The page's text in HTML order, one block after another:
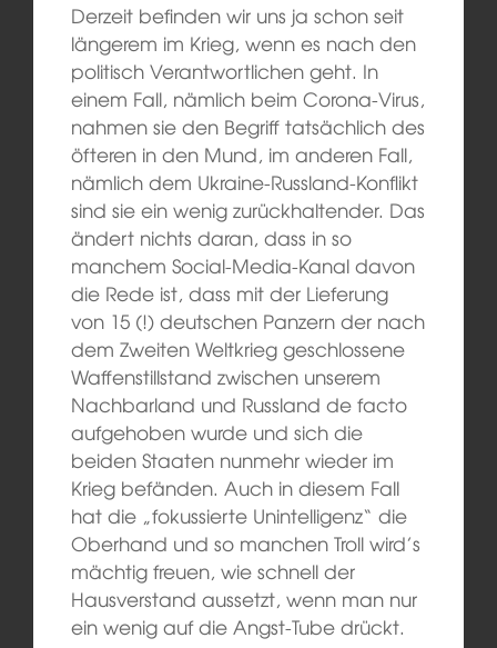
Derzeit befinden wir uns ja schon seit
längerem im Krieg, wenn es nach den
politisch Verantwortlichen geht. In
einem Fall, nämlich beim Corona-Virus,
nahmen sie den Begriff tatsächlich des
öfteren in den Mund, im anderen Fall,
nämlich dem Ukraine-Russland-Konflikt
sind sie ein wenig zurückhaltender. Das
ändert nichts daran, dass in so
manchem Social-Media-Kanal davon
die Rede ist, dass mit der Lieferung
von 15 (!) deutschen Panzern der nach
dem Zweiten Weltkrieg geschlossene
Waffenstillstand zwischen unserem
Nachbarland und Russland de facto
aufgehoben wurde und sich die
beiden Staaten nunmehr wieder im
Krieg befänden. Auch in diesem Fall
hat die „fokussierte Unintelligenz“ die
Oberhand und so manchen Troll wird’s
mächtig freuen, wie schnell der
Hausverstand aussetzt, wenn man nur
ein wenig auf die Angst-Tube drückt.